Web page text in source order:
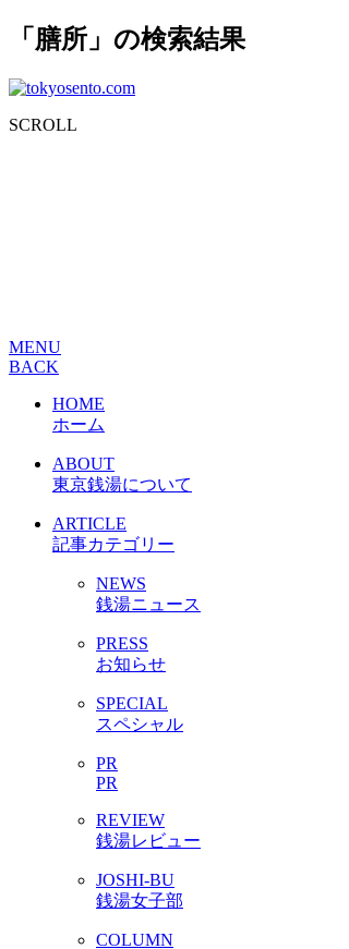
「膳所」の検索結果
SCROLL
MENU
BACK
HOME
ホーム
ABOUT
東京銭湯について
ARTICLE
記事カテゴリー
NEWS
銭湯ニュース
PRESS
お知らせ
SPECIAL
スペシャル
PR
PR
REVIEW
銭湯レビュー
JOSHI-BU
銭湯女子部
COLUMN